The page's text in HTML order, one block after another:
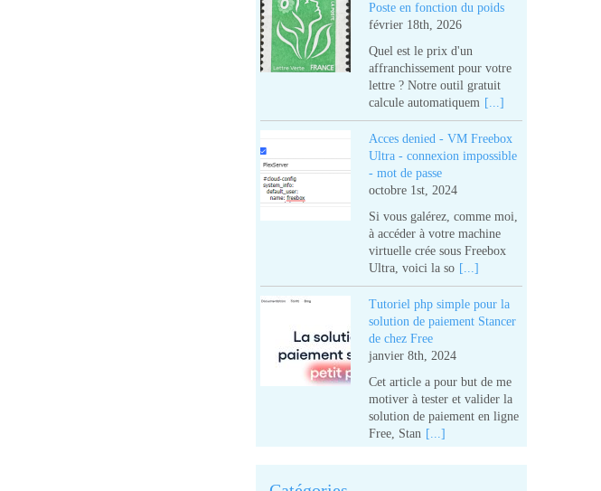
Poste en fonction du poids
février 18th, 2026
Quel est le prix d'un
affranchissement pour votre
lettre ? Notre outil gratuit
calcule automatiquem [...]
Acces denied - VM Freebox
Ultra - connexion impossible
- mot de passe
octobre 1st, 2024
Si vous galérez, comme moi,
à accéder à votre machine
virtuelle crée sous Freebox
Ultra, voici la so [...]
Tutoriel php simple pour la
solution de paiement Stancer
de chez Free
janvier 8th, 2024
Cet article a pour but de me
motiver à tester et valider la
solution de paiement en ligne
Free, Stan [...]